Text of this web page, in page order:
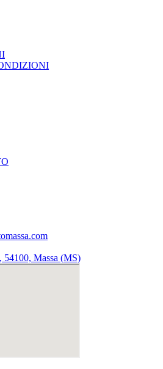
54100, Massa (MS)